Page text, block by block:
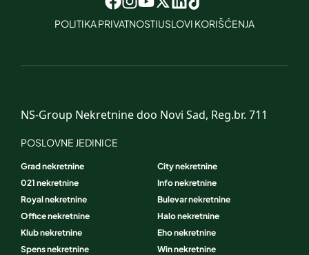
POLITIKA PRIVATNOSTIUSLOVI KORIŠĆENJA
NS-Group Nekretnine doo Novi Sad, Reg.br. 711
POSLOVNE JEDINICE
Grad nekretnine
City nekretnine
021 nekretnine
Info nekretnine
Royal nekretnine
Bulevar nekretnine
Office nekretnine
Halo nekretnine
Klub nekretnine
Eho nekretnine
Spens nekretnine
Win nekretnine